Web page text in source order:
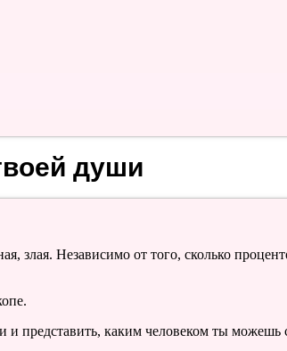
души
злая. Независимо от того, сколько
представить, каким человеком ты можешь